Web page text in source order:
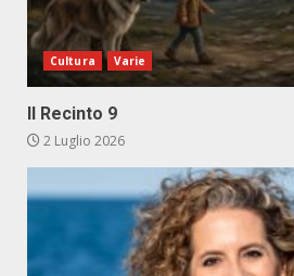
Cultura Varie
Il Recinto 9
2 Luglio 2026